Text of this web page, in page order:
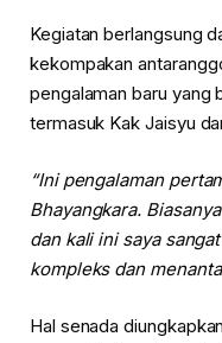
Kegiatan berlangsung
kekompakan
pengalaman baru yang
termasuk Kak Jaisyu
“Ini pengalaman
Bhayangkara.
dan kali ini saya
kompleks dan
Hal senada